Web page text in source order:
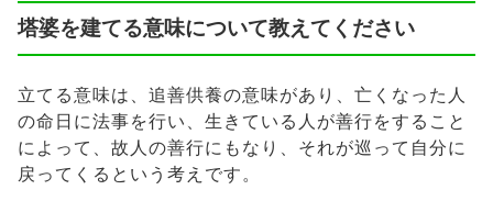
塔婆を建てる意味について教えてください
立てる意味は、追善供養の意味があり、亡くなった人
の命日に法事を行い、生きている人が善行をすること
によって、故人の善行にもなり、それが巡って自分に
戻ってくるという考えです。